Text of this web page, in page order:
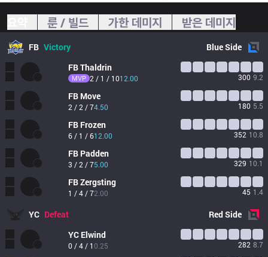
룬 / 빌드 가한 데미지 받은 데미지
FB Victory BlueSide
FBThaldrin
MVP 2 / 1 / 1012.00 300 9.2
FB Move
2 / 2 / 74.50 180 5.5
FB Frozen
6 / 1 / 612.00 352 10.8
FB Padden
3 / 2 / 75.00 329 10.1
FBZergsting
1 / 4 / 72.00 45 1.4
YC Defeat RedSide
YC Elwind
0 / 4 / 10.25 282 8.7